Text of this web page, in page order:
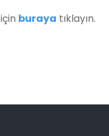
için buraya tıklayın.